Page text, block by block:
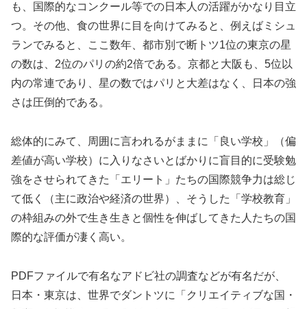
も、国際的なコンクール等での日本人の活躍がかなり目立
つ。その他、食の世界に目を向けてみると、例えばミシュ
ランでみると、ここ数年、都市別で断トツ1位の東京の星
の数は、2位のパリの約2倍である。京都と大阪も、5位以
内の常連であり、星の数ではパリと大差はなく、日本の強
さは圧倒的である。
総体的にみて、周囲に言われるがままに「良い学校」（偏
差値が高い学校）に入りなさいとばかりに盲目的に受験勉
強をさせられてきた「エリート」たちの国際競争力は総じ
て低く（主に政治や経済の世界）、そうした「学校教育」
の枠組みの外で生き生きと個性を伸ばしてきた人たちの国
際的な評価が凄く高い。
PDFファイルで有名なアドビ社の調査などが有名だが、
日本・東京は、世界でダントツに「クリエイティブな国・